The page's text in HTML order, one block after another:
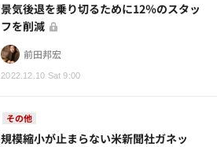
2022.12.10 Sat 9:00
景気後退を乗り切るために12％のスタッ
フを削減
前田邦宏
その他
規模縮小が止まらない米新聞社ガネッ